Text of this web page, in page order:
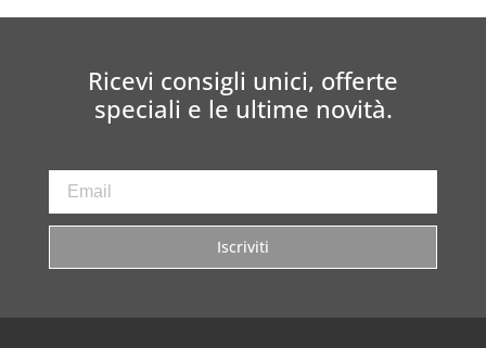
Ricevi consigli unici, offerte
speciali e le ultime novità.
Iscriviti